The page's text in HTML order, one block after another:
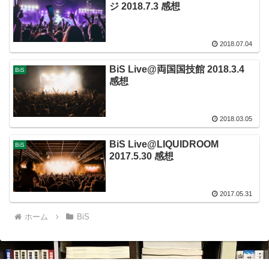
ジ 2018.7.3 感想
2018.07.04
BiS
BiS Live@両国国技館 2018.3.4
感想
2018.03.05
BiS
BiS Live@LIQUIDROOM
2017.5.30 感想
2017.05.31
ホーム BiS